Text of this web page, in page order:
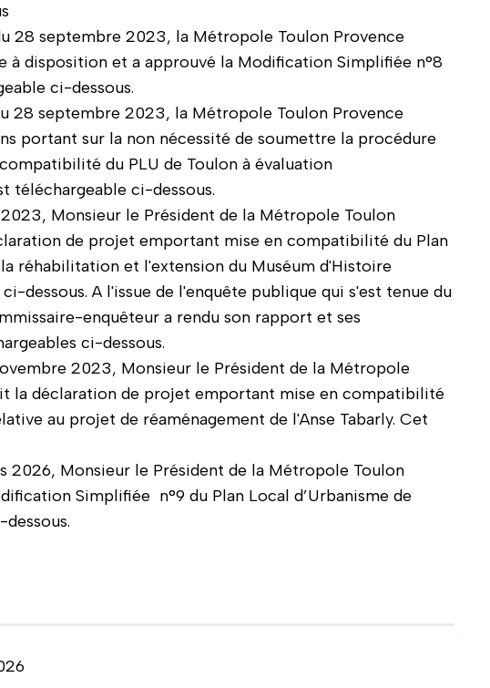
28 septembre 2023, la Métropole Toulon Provence
à disposition et a approuvé la Modification Simplifiée n°8
ci-dessous.
28 septembre 2023, la Métropole Toulon Provence
portant sur la non nécessité de soumettre la procédure
du PLU de Toulon à évaluation
téléchargeable ci-dessous.
2023, Monsieur le Président de la Métropole Toulon
de projet emportant mise en compatibilité du Plan
réhabilitation et l'extension du Muséum d'Histoire
dessous. A l'issue de l'enquête publique qui s'est tenue du
enquêteur a rendu son rapport et ses
ci-dessous.
2023, Monsieur le Président de la Métropole
la déclaration de projet emportant mise en compatibilité
au projet de réaménagement de l'Anse Tabarly. Cet
2026, Monsieur le Président de la Métropole Toulon
Simplifiée n°9 du Plan Local d’Urbanisme de
dessous.